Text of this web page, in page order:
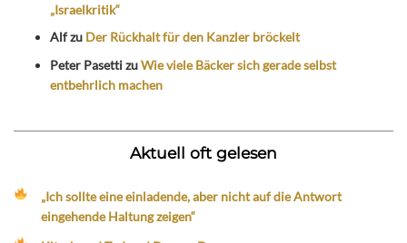
„Israelkritik“
Alfzu Der Rückhalt für den Kanzler bröckelt
Peter PasettizuWie viele Bäcker sich gerade selbst
entbehrlich machen
Aktuell oft gelesen
„Ich sollte eine einladende, aber nicht auf die Antwort
eingehende Haltung zeigen“